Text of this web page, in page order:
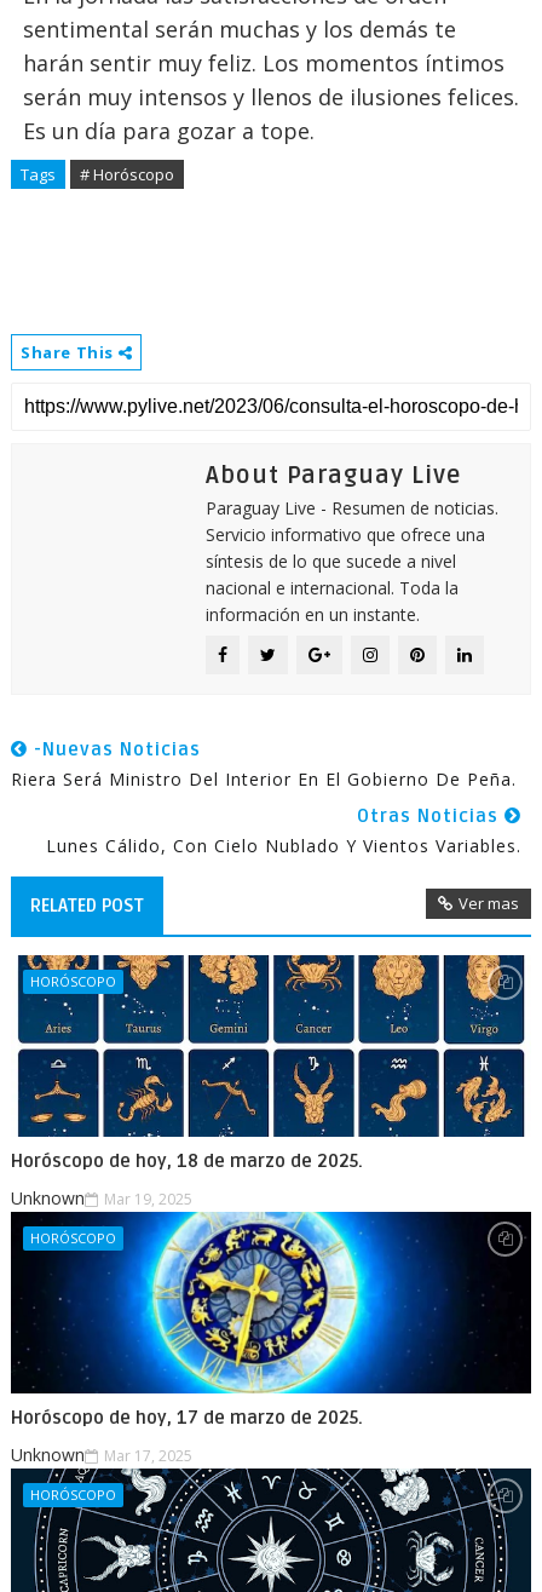
sentimental serán muchas y los demás te
harán sentir muy feliz. Los momentos íntimos
serán muy intensos y llenos de ilusiones felices.
Es un día para gozar a tope.
Tags # Horóscopo
Share This
About Paraguay Live
Paraguay Live - Resumen de noticias.
Servicio informativo que ofrece una
síntesis de lo que sucede a nivel
nacional e internacional. Toda la
información en un instante.
-Nuevas Noticias
Riera Será Ministro Del Interior En El Gobierno De Peña.
Otras Noticias
Lunes Cálido, Con Cielo Nublado Y Vientos Variables.
RELATED POST Ver mas
HORÓSCOPO
Horóscopo de hoy, 18 de marzo de 2025.
Unknown Mar 19, 2025
HORÓSCOPO
Horóscopo de hoy, 17 de marzo de 2025.
Unknown Mar 17, 2025
HORÓSCOPO